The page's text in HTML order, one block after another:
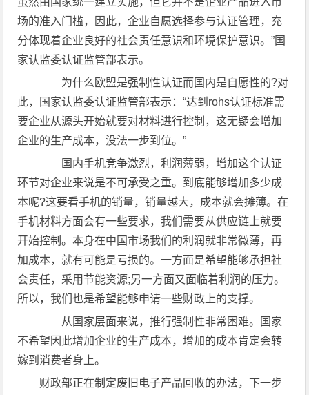
场的准入门槛，因此，企业自愿选择参与认证管理，充
分体现着企业良好的社会责任意识和环境保护意识。”国
家认监委认证监管部表示。
为什么欧盟是强制性认证而国内是自愿性的?对
此，国家认监委认证监管部表示：“达到rohs认证标准需
要企业从源头开始就要对材料进行控制，这无疑会增加
企业的生产成本，没法一步到位。”
国内手机竞争激烈，利润薄弱，增加这个认证
环节对企业来说是不可承受之重。到底能够增加多少成
本呢?这要看手机的销量，销量越大，成本就会摊薄。在
手机材料方面会有一些要求，我们需要从供应链上就要
开始控制。本身在中国市场我们的利润就非常微薄，再
加成本，就有可能是亏损的。一方面是希望能够承担社
会责任，采用节能资源;另一方面又面临着利润的压力。
所以，我们也是希望能够申请一些财政上的支撑。
从国家层面来说，推行强制性非常困难。国家
不希望因此增加企业的生产成本，增加的成本肯定会转
嫁到消费者身上。
财政部正在制定废旧电子产品回收的办法，下一步